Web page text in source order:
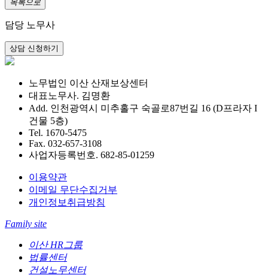
목록으로
담당 노무사
노무법인 이산 산재보상센터
대표노무사. 김명환
Add. 인천광역시 미추홀구 숙골로87번길 16 (D프라자 I
건물 5층)
Tel. 1670-5475
Fax. 032-657-3108
사업자등록번호. 682-85-01259
이용약관
이메일 무단수집거부
개인정보취급방침
Family site
이산 HR그룹
법률센터
건설노무센터